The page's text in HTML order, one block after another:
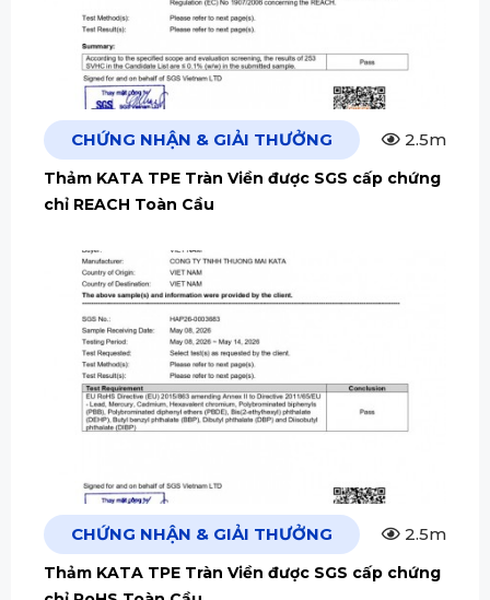
CHỨNG NHẬN & GIẢI THƯỞNG 2.5m
Thảm KATA TPE Tràn Viền được SGS cấp chứng
chỉ REACH Toàn Cầu
CHỨNG NHẬN & GIẢI THƯỞNG 2.5m
Thảm KATA TPE Tràn Viền được SGS cấp chứng